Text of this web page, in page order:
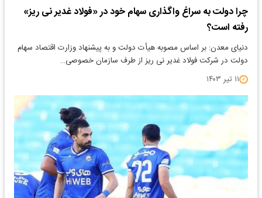
چرا دولت به سراغ واگذاری سهام خود در «فولاد غدیر نی ریز»
رفته است؟
دنیای معدن: بر اساس مصوبه هیأت دولت و به پیشنهاد وزارت اقتصاد سهام
دولت در شرکت فولاد غدیر نی ریز از طرف سازمان خصوصی…
۱۱ تیر ۱۴۰۳